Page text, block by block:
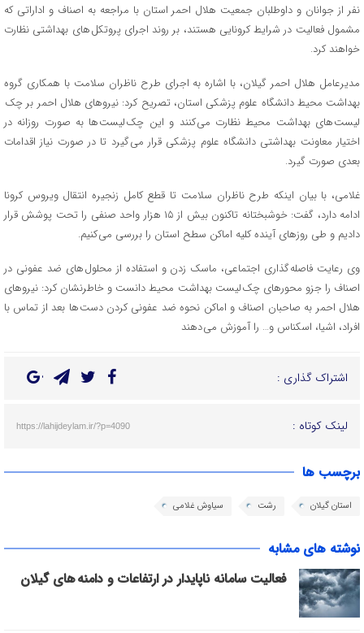
نفر از جوانان و داوطلبان جمعیت هلال احمر استان با مراجعه به اصناف و اداراتی که
مشمول فعالیت در شرایط کرونایی هستند، بر روند اجرای پروتکل های بهداشتی نظارت
خواهند کرد.
مدیرعامل هلال احمر گیلان، با اشاره به اجرای طرح ناظران سلامت با همکاری گروه
بهداشت محیط دانشگاه علوم پزشکی استان، تصریح کرد: نیروهای هلال احمر بر چک
لیست های بهداشت محیط نظارت می کنند و این چک لیست ها به صورت روزانه در
اختیار معاونت بهداشتی دانشگاه علوم پزشکی قرار می گیرد تا در صورت نیاز اقدامات
بعدی صورت گیرد.
غلامی، با بیان اینکه طرح ناظران سلامت تا قطع کامل زنجیره انتقال ویروس کرونا
ادامه دارد، گفت: خوشبختانه تاکنون بیش از ۱۵ هزار واحد صنفی را تحت پوشش قرار
دادیم و طی روزهای آینده کلیه اماکن سطح استان را بررسی می کنیم.
وی رعایت فاصله گذاری اجتماعی، ماسک زدن و استفاده از محلول های ضد عفونی در
اصناف را جزو محورهای چک لیست بهداشت محیط دانست و خاطرنشان کرد: نیروهای
هلال احمر به صاحبان اصناف و اماکن نحوه ضد عفونی کردن دست ها بعد از تماس با
افراد، اشیا، اسکناس و… را آموزش می دهند
اشتراک گذاری :
لینک کوتاه : https://lahijdeylam.ir/?p=4090
برچسب ها
استان گیلان رشت سیاوش غلامی
نوشته های مشابه
فعالیت سامانه ناپایدار در ارتفاعات و دامنه های گیلان